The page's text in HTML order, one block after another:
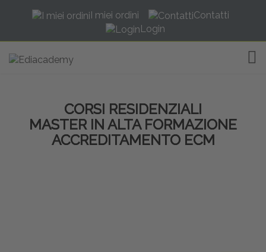
I miei ordini
Contatti
Login
CORSI RESIDENZIALI
MASTER IN ALTA FORMAZIONE
ACCREDITAMENTO ECM